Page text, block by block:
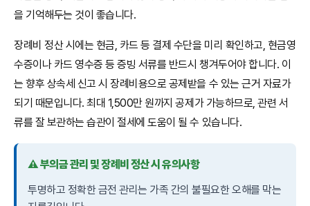
을 기억해두는 것이 좋습니다.
장례비 정산 시에는 현금, 카드 등 결제 수단을 미리 확인하고, 현금영
수증이나 카드 영수증 등 증빙 서류를 반드시 챙겨두어야 합니다. 이
는 향후 상속세 신고 시 장례비용으로 공제받을 수 있는 근거 자료가
되기 때문입니다. 최대 1,500만 원까지 공제가 가능하므로, 관련 서
류를 잘 보관하는 습관이 절세에 도움이 될 수 있습니다.
⚠️ 부의금 관리 및 장례비 정산 시 유의사항
투명하고 정확한 금전 관리는 가족 간의 불필요한 오해를 막는